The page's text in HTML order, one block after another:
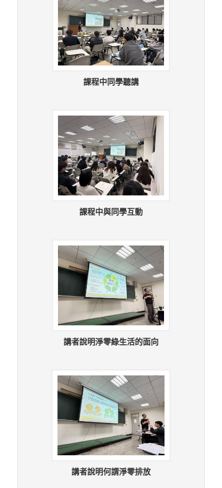
課程中同學聽講
課程中與同學互動
講者說明淨零綠生活的面向
講者說明何謂淨零排放